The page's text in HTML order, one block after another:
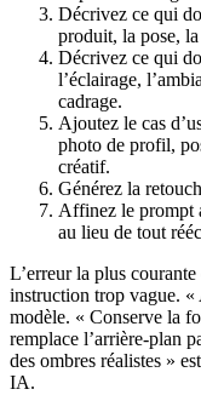
Décrivez ce qui
produit, la pose,
Décrivez ce qui
l’éclairage,
cadrage.
Ajoutez le cas
photo de profil,
créatif.
Générez la
Affinez le prompt
au lieu de tout
L’erreur la plus
instruction trop vague. «
modèle. « Conserve la
remplace l’arrière-plan
des ombres réalistes »
IA.